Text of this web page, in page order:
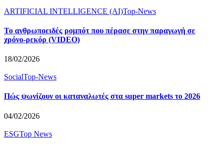
ARTIFICIAL INTELLIGENCE (AI)Top-News
Το ανθρωποειδές ρομπότ που πέρασε στην παραγωγή σε
χρόνο-ρεκόρ (VIDEO)
18/02/2026
SocialTop-News
Πώς ψωνίζουν οι καταναλωτές στα super markets το 2026
04/02/2026
ESGTop News